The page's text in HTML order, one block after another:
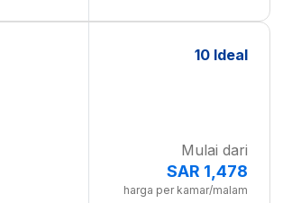
10 Ideal
Mulai dari
SAR 1,478
harga per kamar/malam